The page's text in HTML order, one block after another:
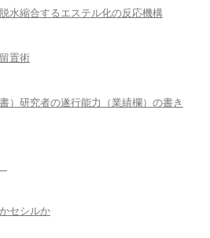
水縮合するエステル化の反応機構
置術
）研究者の遂行能力（業績欄）の書き
セシルか